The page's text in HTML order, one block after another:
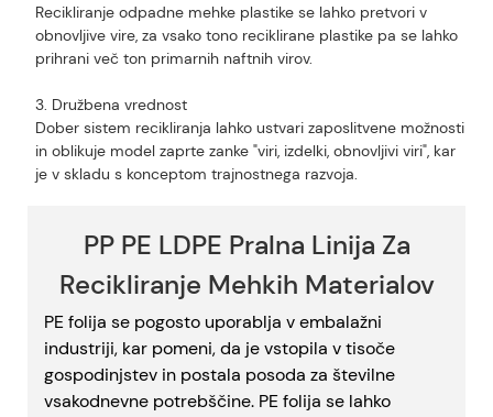
Recikliranje odpadne mehke plastike se lahko pretvori v
obnovljive vire, za vsako tono reciklirane plastike pa se lahko
prihrani več ton primarnih naftnih virov.
3. Družbena vrednost
Dober sistem recikliranja lahko ustvari zaposlitvene možnosti
in oblikuje model zaprte zanke "viri, izdelki, obnovljivi viri", kar
je v skladu s konceptom trajnostnega razvoja.
PP PE LDPE Pralna Linija Za
Recikliranje Mehkih Materialov
PE folija se pogosto uporablja v embalažni
industriji, kar pomeni, da je vstopila v tisoče
gospodinjstev in postala posoda za številne
vsakodnevne potrebščine. PE folija se lahko